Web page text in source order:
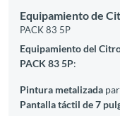
Equipamiento de
PACK 83 5P
Equipamiento del
PACK 83 5P:
Pintura metalizada
Pantalla táctil de 7